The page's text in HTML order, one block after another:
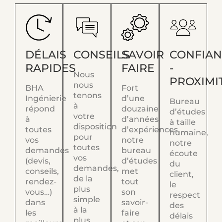
DÉLAIS
RAPIDES
BHA
Ingénierie
répond
à
toutes
vos
demandes
(devis,
conseils,
rendez-
vous…)
dans
les
CONSEILS
Nous
nous
tenons
à
votre
disposition
pour
toutes
vos
demandes,
de la
plus
simple
à la
SAVOIR
FAIRE
Fort
d’une
douzaine
d’années
d’expériences,
notre
bureau
d’études
met
tout
son
savoir-
faire
-
Bureau
d’études
à taille
humaine,
notre
écoute
du
client,
le
respect
des
délais